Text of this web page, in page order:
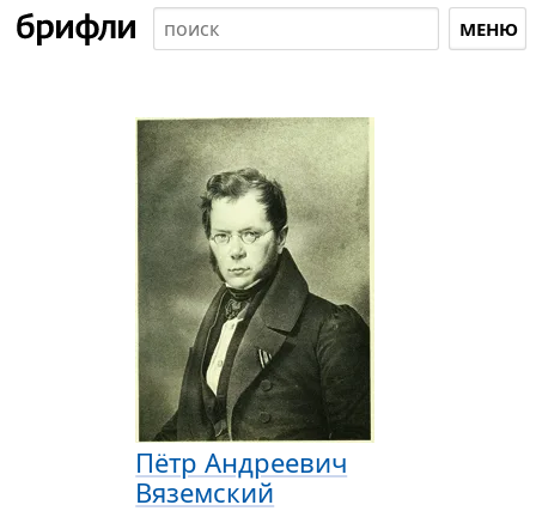
МЕНЮ
Пётр Андреевич
Вяземский